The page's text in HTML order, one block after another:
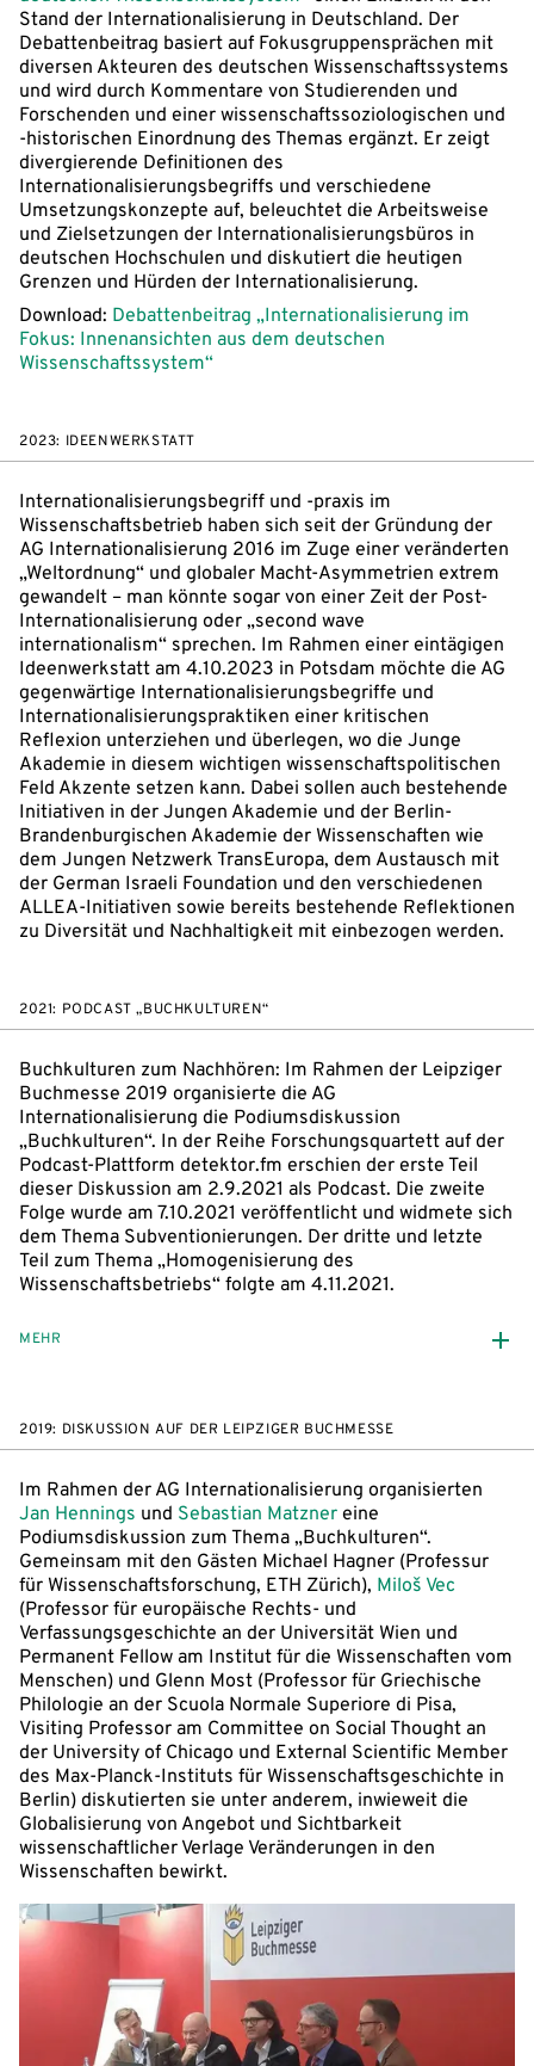
Stand der Internationalisierung in Deutschland. Der
Debattenbeitrag basiert auf Fokusgruppensprächen mit
diversen Akteuren des deutschen Wissenschaftssystems
und wird durch Kommentare von Studierenden und
Forschenden und einer wissenschaftssoziologischen und
-historischen Einordnung des Themas ergänzt. Er zeigt
divergierende Definitionen des
Internationalisierungsbegriffs und verschiedene
Umsetzungskonzepte auf, beleuchtet die Arbeitsweise
und Zielsetzungen der Internationalisierungsbüros in
deutschen Hochschulen und diskutiert die heutigen
Grenzen und Hürden der Internationalisierung.
Download: Debattenbeitrag „Internationalisierung im
Fokus: Innenansichten aus dem deutschen
Wissenschaftssystem“
2023: IDEENWERKSTATT
Internationalisierungsbegriff und -praxis im
Wissenschaftsbetrieb haben sich seit der Gründung der
AG Internationalisierung 2016 im Zuge einer veränderten
„Weltordnung“ und globaler Macht-Asymmetrien extrem
gewandelt – man könnte sogar von einer Zeit der Post-
Internationalisierung oder „second wave
internationalism“ sprechen. Im Rahmen einer eintägigen
Ideenwerkstatt am 4.10.2023 in Potsdam möchte die AG
gegenwärtige Internationalisierungsbegriffe und
Internationalisierungspraktiken einer kritischen
Reflexion unterziehen und überlegen, wo die Junge
Akademie in diesem wichtigen wissenschaftspolitischen
Feld Akzente setzen kann. Dabei sollen auch bestehende
Initiativen in der Jungen Akademie und der Berlin-
Brandenburgischen Akademie der Wissenschaften wie
dem Jungen Netzwerk TransEuropa, dem Austausch mit
der German Israeli Foundation und den verschiedenen
ALLEA-Initiativen sowie bereits bestehende Reflektionen
zu Diversität und Nachhaltigkeit mit einbezogen werden.
2021: PODCAST „BUCHKULTUREN“
Buchkulturen zum Nachhören: Im Rahmen der Leipziger
Buchmesse 2019 organisierte die AG
Internationalisierung die Podiumsdiskussion
„Buchkulturen“. In der Reihe Forschungsquartett auf der
Podcast-Plattform detektor.fm erschien der erste Teil
dieser Diskussion am 2.9.2021 als Podcast. Die zweite
Folge wurde am 7.10.2021 veröffentlicht und widmete sich
dem Thema Subventionierungen. Der dritte und letzte
Teil zum Thema „Homogenisierung des
Wissenschaftsbetriebs“ folgte am 4.11.2021.
MEHR
2019: DISKUSSION AUF DER LEIPZIGER BUCHMESSE
Im Rahmen der AG Internationalisierung organisierten
Jan Hennings und Sebastian Matzner eine
Podiumsdiskussion zum Thema „Buchkulturen“.
Gemeinsam mit den Gästen Michael Hagner (Professur
für Wissenschaftsforschung, ETH Zürich), Miloš Vec
(Professor für europäische Rechts- und
Verfassungsgeschichte an der Universität Wien und
Permanent Fellow am Institut für die Wissenschaften vom
Menschen) und Glenn Most (Professor für Griechische
Philologie an der Scuola Normale Superiore di Pisa,
Visiting Professor am Committee on Social Thought an
der University of Chicago und External Scientific Member
des Max-Planck-Instituts für Wissenschaftsgeschichte in
Berlin) diskutierten sie unter anderem, inwieweit die
Globalisierung von Angebot und Sichtbarkeit
wissenschaftlicher Verlage Veränderungen in den
Wissenschaften bewirkt.